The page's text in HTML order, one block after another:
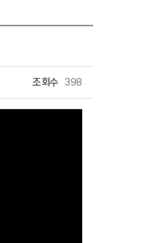
조회수 398